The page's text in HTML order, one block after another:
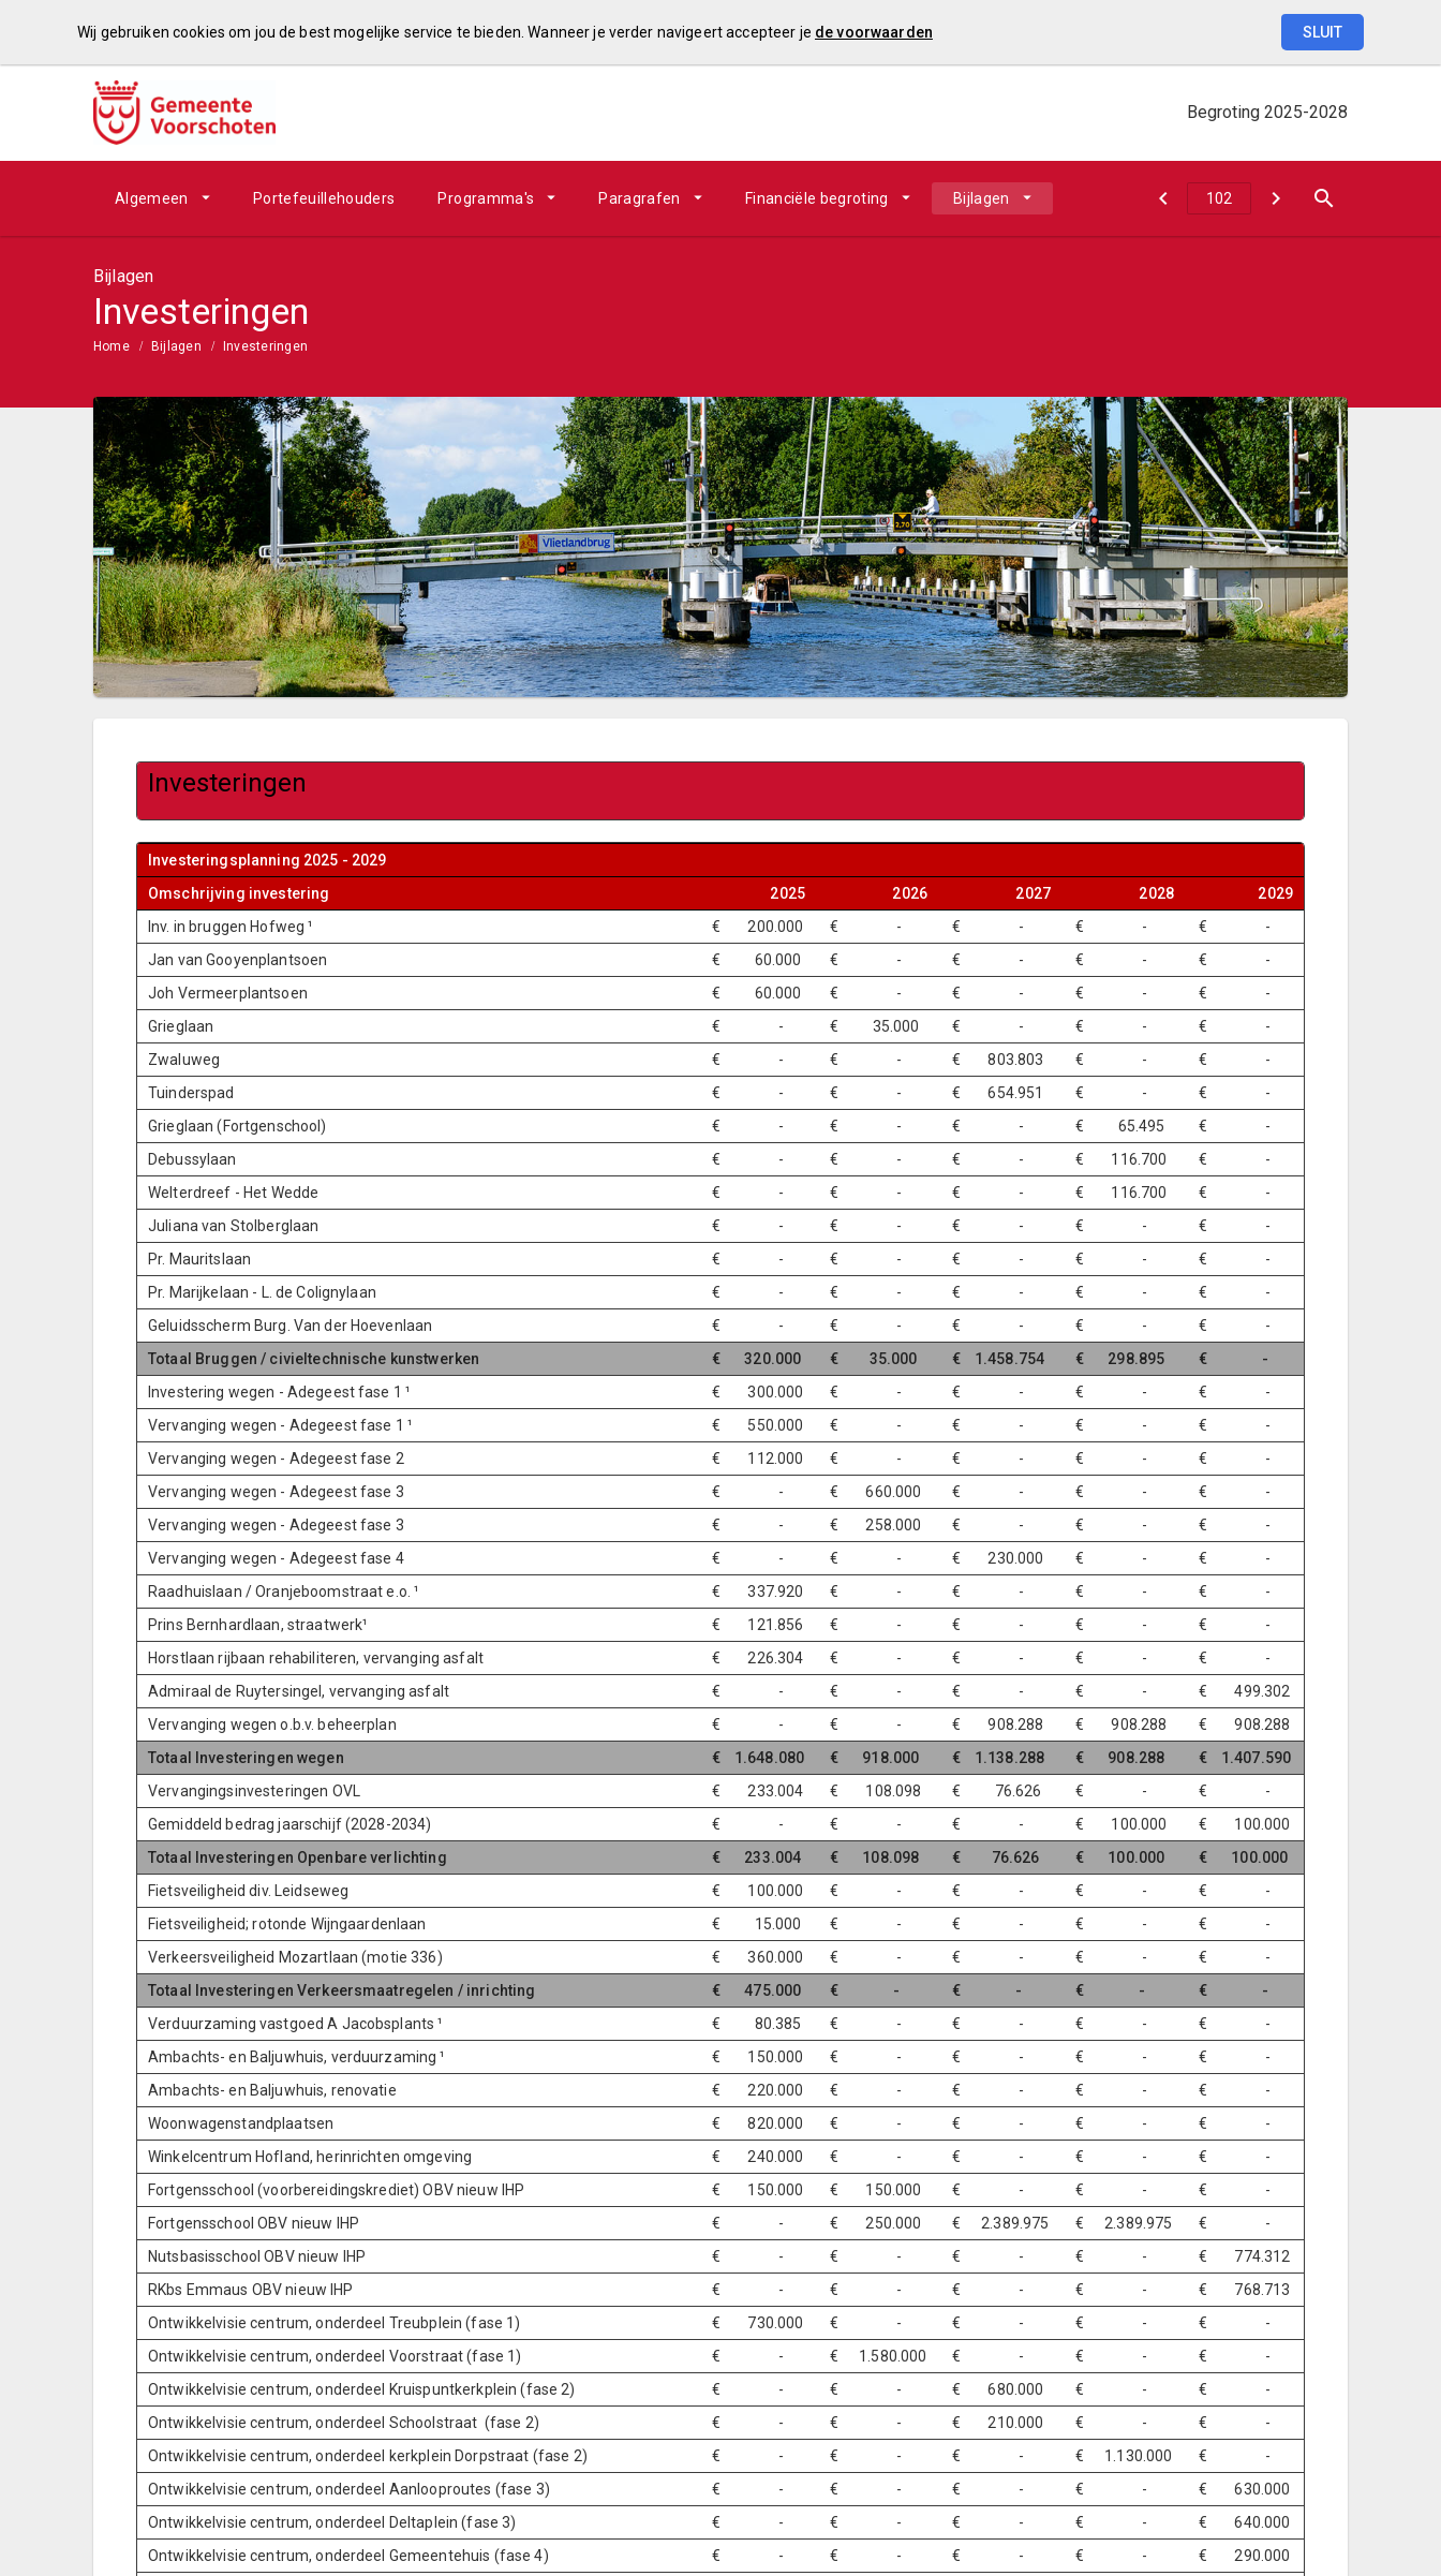
Wij gebruiken cookies om jou de best mogelijke service te bieden. Wanneer je verder navigeert accepteer je de voorwaarden SLUIT
Begroting 2025-2028
Algemeen Portefeuillehouders Programma's Paragrafen Financiële begroting Bijlagen
Bijlagen
Investeringen
Home Bijlagen Investeringen
Investeringen
Investeringsplanning 2025 - 2029
Omschrijving investering
2025 2026 2027 2028
2029
Inv. in bruggen Hofweg ¹
€ 200.000 € - € - € -
€ -
Jan van Gooyenplantsoen
€ 60.000 € - € - € -
€ -
Joh Vermeerplantsoen
€ 60.000 € - € - € -
€ -
Grieglaan
€ - € 35.000 € - € -
€ -
Zwaluweg
€ - € - € 803.803 € -
€ -
Tuinderspad
€ - € - € 654.951 € -
€ -
Grieglaan (Fortgenschool)
€ - € - € - € 65.495
€ -
Debussylaan
€ - € - € - € 116.700
€ -
Welterdreef - Het Wedde
€ - € - € - € 116.700
€ -
Juliana van Stolberglaan
€ - € - € - € -
€ -
Pr. Mauritslaan
€ - € - € - € -
€ -
Pr. Marijkelaan - L. de Colignylaan
€ - € - € - € -
€ -
Geluidsscherm Burg. Van der Hoevenlaan
€ - € - € - € -
€ -
Totaal Bruggen / civieltechnische kunstwerken
€ 320.000 € 35.000 € 1.458.754 € 298.895
€ -
Investering wegen - Adegeest fase 1 ¹
€ 300.000 € - € - € -
€ -
Vervanging wegen - Adegeest fase 1 ¹
€ 550.000 € - € - € -
€ -
Vervanging wegen - Adegeest fase 2
€ 112.000 € - € - € -
€ -
Vervanging wegen - Adegeest fase 3
€ - € 660.000 € - € -
€ -
Vervanging wegen - Adegeest fase 3
€ - € 258.000 € - € -
€ -
Vervanging wegen - Adegeest fase 4
€ - € - € 230.000 € -
€ -
Raadhuislaan / Oranjeboomstraat e.o. ¹
€ 337.920 € - € - € -
€ -
Prins Bernhardlaan, straatwerk¹
€ 121.856 € - € - € -
€ -
Horstlaan rijbaan rehabiliteren, vervanging asfalt
€ 226.304 € - € - € -
€ -
Admiraal de Ruytersingel, vervanging asfalt
€ - € - € - € -
€ 499.302
Vervanging wegen o.b.v. beheerplan
€ - € - € 908.288 € 908.288
€ 908.288
Totaal Investeringen wegen
€ 1.648.080 € 918.000 € 1.138.288 € 908.288
€ 1.407.590
Vervangingsinvesteringen OVL
€ 233.004 € 108.098 € 76.626 € -
€ -
Gemiddeld bedrag jaarschijf (2028-2034)
€ - € - € - € 100.000
€ 100.000
Totaal Investeringen Openbare verlichting
€ 233.004 € 108.098 € 76.626 € 100.000
€ 100.000
Fietsveiligheid div. Leidseweg
€ 100.000 € - € - € -
€ -
Fietsveiligheid; rotonde Wijngaardenlaan
€ 15.000 € - € - € -
€ -
Verkeersveiligheid Mozartlaan (motie 336)
€ 360.000 € - € - € -
€ -
Totaal Investeringen Verkeersmaatregelen / inrichting
€ 475.000 € - € - € -
€ -
Verduurzaming vastgoed A Jacobsplants ¹
€ 80.385 € - € - € -
€ -
Ambachts- en Baljuwhuis, verduurzaming ¹
€ 150.000 € - € - € -
€ -
Ambachts- en Baljuwhuis, renovatie
€ 220.000 € - € - € -
€ -
Woonwagenstandplaatsen
€ 820.000 € - € - € -
€ -
Winkelcentrum Hofland, herinrichten omgeving
€ 240.000 € - € - € -
€ -
Fortgensschool (voorbereidingskrediet) OBV nieuw IHP
€ 150.000 € 150.000 € - € -
€ -
Fortgensschool OBV nieuw IHP
€ - € 250.000 € 2.389.975 € 2.389.975
€ -
Nutsbasisschool OBV nieuw IHP
€ - € - € - € -
€ 774.312
RKbs Emmaus OBV nieuw IHP
€ - € - € - € -
€ 768.713
Ontwikkelvisie centrum, onderdeel Treubplein (fase 1)
€ 730.000 € - € - € -
€ -
Ontwikkelvisie centrum, onderdeel Voorstraat (fase 1)
€ - € 1.580.000 € - € -
€ -
Ontwikkelvisie centrum, onderdeel Kruispuntkerkplein (fase 2)
€ - € - € 680.000 € -
€ -
Ontwikkelvisie centrum, onderdeel Schoolstraat (fase 2)
€ - € - € 210.000 € -
€ -
Ontwikkelvisie centrum, onderdeel kerkplein Dorpstraat (fase 2)
€ - € - € - € 1.130.000
€ -
Ontwikkelvisie centrum, onderdeel Aanlooproutes (fase 3)
€ - € - € - € -
€ 630.000
Ontwikkelvisie centrum, onderdeel Deltaplein (fase 3)
€ - € - € - € -
€ 640.000
Ontwikkelvisie centrum, onderdeel Gemeentehuis (fase 4)
€ - € - € - € -
€ 290.000